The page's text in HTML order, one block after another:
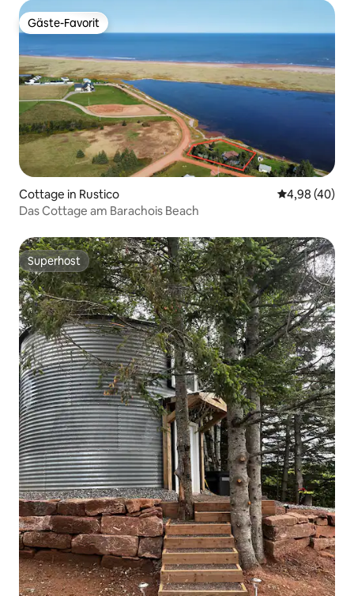
Gäste-Favorit
Gäste-Favorit
Cottage in Rustico
4,98 (40)
Das Cottage am Barachois Beach
Superhost
Superhost